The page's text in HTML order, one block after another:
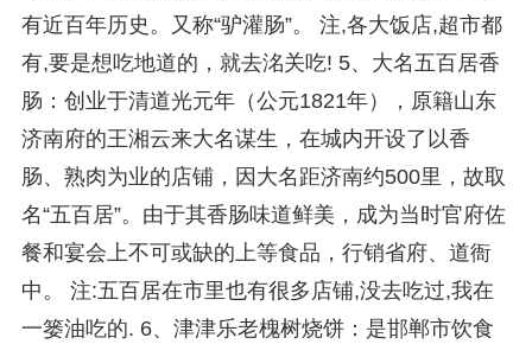
有近百年历史。又称“驴灌肠”。 注,各大饭店,超市都
有,要是想吃地道的，就去洺关吃! 5、大名五百居香
肠：创业于清道光元年（公元1821年），原籍山东
济南府的王湘云来大名谋生，在城内开设了以香
肠、熟肉为业的店铺，因大名距济南约500里，故取
名“五百居”。由于其香肠味道鲜美，成为当时官府佐
餐和宴会上不可或缺的上等食品，行销省府、道衙
中。 注:五百居在市里也有很多店铺,没去吃过,我在
一篓油吃的. 6、津津乐老槐树烧饼：是邯郸市饮食